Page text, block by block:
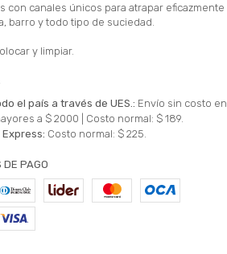
con canales únicos para atrapar eficazmente
barro y todo tipo de suciedad.
y limpiar.
el país a través de UES.: Envío sin costo en
a $ 2000 | Costo normal: $ 189.
Costo normal: $ 225.
DE PAGO